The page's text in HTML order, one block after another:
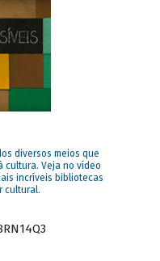
diversos meios que
cultura. Veja no vídeo
incríveis bibliotecas
cultural.